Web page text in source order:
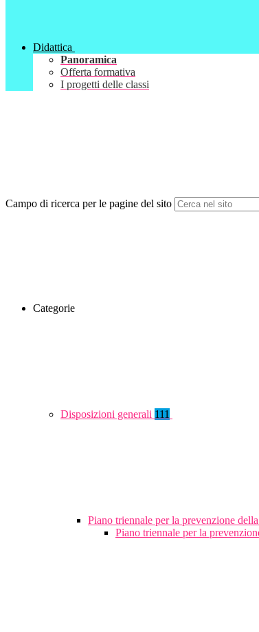
Didattica
Panoramica
Offerta formativa
I progetti delle classi
Campo di ricerca per le pagine del sito
Categorie
Disposizioni generali 111
Piano triennale per la prevenzione
Piano triennale per la